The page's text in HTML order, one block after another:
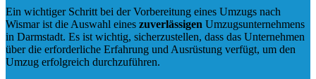
Ein wichtiger Schritt bei der Vorbereitung eines Umzugs nach
Wismar ist die Auswahl eines zuverlässigen Umzugsunternehmens
in Darmstadt. Es ist wichtig, sicherzustellen, dass das Unternehmen
über die erforderliche Erfahrung und Ausrüstung verfügt, um den
Umzug erfolgreich durchzuführen.